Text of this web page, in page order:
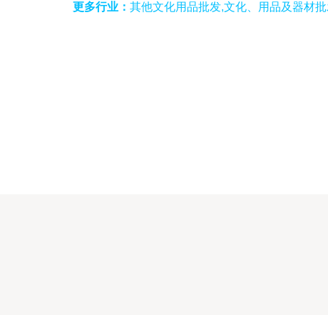
更多行业： 其他文化用品批发,文化、用品及器材